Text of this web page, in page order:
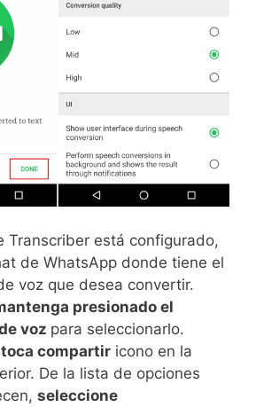
Transcriber está configurado,
de WhatsApp donde tiene el
voz que desea convertir.
presionado el
voz para seleccionarlo.
toca compartir icono en la
De la lista de opciones
seleccione